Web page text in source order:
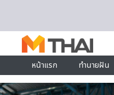
หน้าแรก
ทำนายฝัน